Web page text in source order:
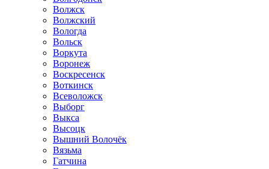
Волжск
Волжский
Вологда
Вольск
Воркута
Воронеж
Воскресенск
Воткинск
Всеволожск
Выборг
Выкса
Высоцк
Вышний Волочёк
Вязьма
Гатчина